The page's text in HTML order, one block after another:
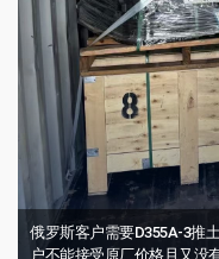
俄罗斯客户需要D355A-3推
户不能接受原厂价格且又没